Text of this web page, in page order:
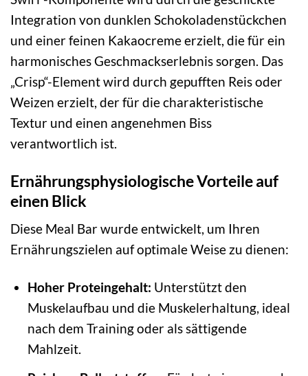
Integration von dunklen Schokoladenstückchen
und einer feinen Kakaocreme erzielt, die für ein
harmonisches Geschmackserlebnis sorgen. Das
„Crisp“-Element wird durch gepufften Reis oder
Weizen erzielt, der für die charakteristische
Textur und einen angenehmen Biss
verantwortlich ist.
Ernährungsphysiologische Vorteile auf
einen Blick
Diese Meal Bar wurde entwickelt, um Ihren
Ernährungszielen auf optimale Weise zu dienen:
Hoher Proteingehalt: Unterstützt den
Muskelaufbau und die Muskelerhaltung, ideal
nach dem Training oder als sättigende
Mahlzeit.